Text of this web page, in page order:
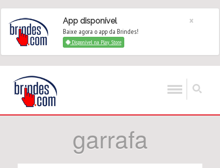
App disponível
Baixe agora o app da Brindes!
Disponível na Play Store
×
garrafa